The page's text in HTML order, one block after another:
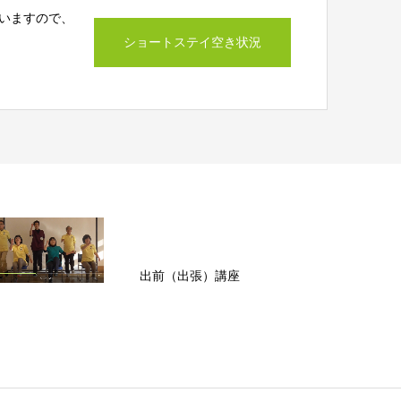
ますので、
ショートステイ空き状況
出前（出張）講座